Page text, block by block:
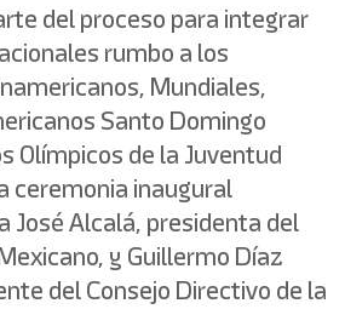
del proceso para integrar
rumbo a los
Mundiales,
Santo Domingo
Olímpicos de la Juventud
ceremonia inaugural
José Alcalá, presidenta del
y Guillermo Díaz
del Consejo Directivo de la